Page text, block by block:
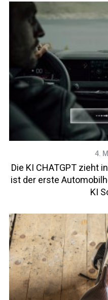
4.
Die KI CHATGPT zieht
ist der erste
KI